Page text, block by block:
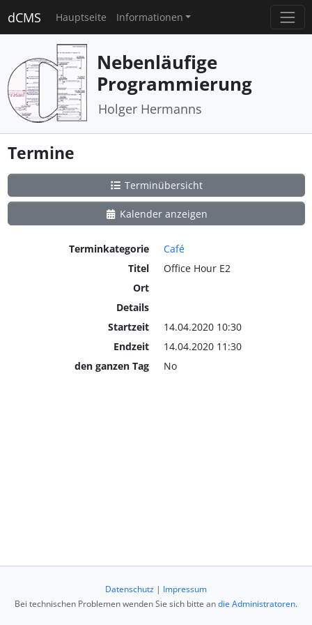
dCMS Hauptseite Informationen
Nebenläufige
Programmierung
Holger Hermanns
Termine
Terminübersicht
Kalender anzeigen
Terminkategorie
Café
Titel
Office Hour E2
Ort
Details
Startzeit
14.04.2020 10:30
Endzeit
14.04.2020 11:30
den ganzen Tag
No
Datenschutz | Impressum
Bei technischen Problemen wenden Sie sich bitte andie Administratoren.